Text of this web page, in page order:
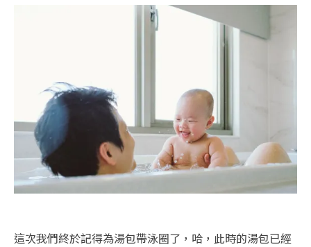
這次我們終於記得為湯包帶泳圈了，哈，此時的湯包已經